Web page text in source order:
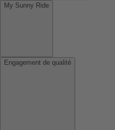
My Sunny Ride
Engagement de qualité